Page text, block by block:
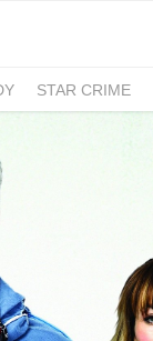
STAR CRIME